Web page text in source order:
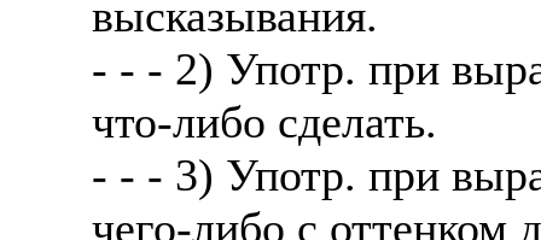
высказывания.
- - - 2) Употр. при
что-либо сделать.
- - - 3) Употр. при
чего-либо с оттенком